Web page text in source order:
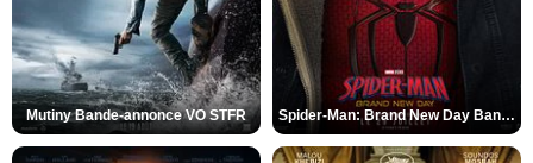
Mutiny Bande-annonce VO STFR Spider-Man: Brand New Day Bande-annonce VO STFR